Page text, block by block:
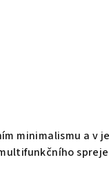
minimalismu a v